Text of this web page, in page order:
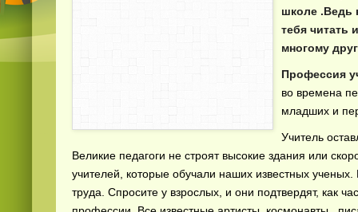
школе .Ведь
тебя читать
многому
Профессия
во времена
младших и
Учитель
Великие педагоги не строят высокие здания или
учителей, которые обучали наших известных ученых.
труда. Спросите у взрослых, и они подтвердят, как